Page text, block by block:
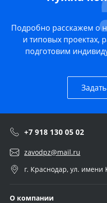
Подробно расскажем о
и типовых проектах,
подготовим
+7 918 130 05 02
zavodpz@mail.ru
г. Краснодар, ул. имени
О компании